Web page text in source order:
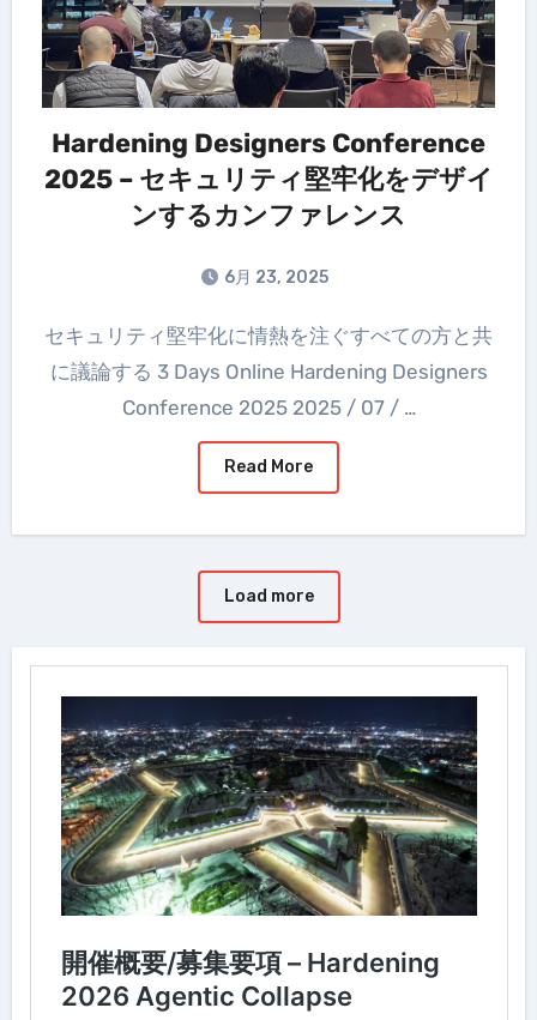
Hardening Designers Conference
2025 – セキュリティ堅牢化をデザイ
ンするカンファレンス
6月 23, 2025
セキュリティ堅牢化に情熱を注ぐすべての方と共
に議論する 3 Days Online Hardening Designers
Conference 2025 2025 / 07 / …
Read More
Load more